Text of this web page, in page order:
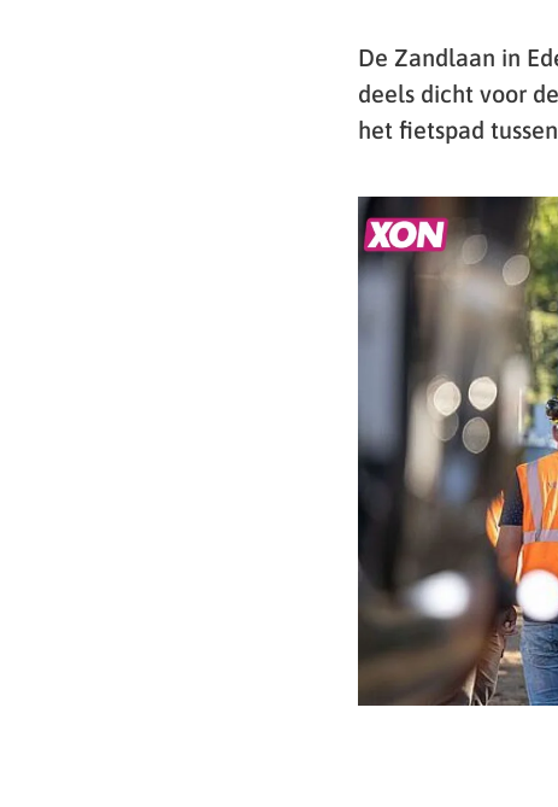
De Zandlaan in
deels dicht voor
het fietspad